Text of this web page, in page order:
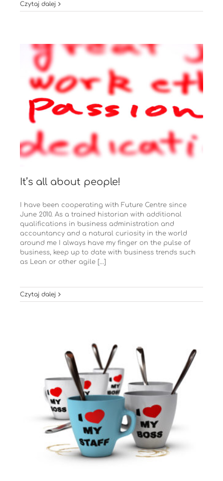
Czytaj dalej
It’s all about people!
I have been cooperating with Future Centre since
June 2010. As a trained historian with additional
qualifications in business administration and
accountancy and a natural curiosity in the world
around me I always have my finger on the pulse of
business, keep up to date with business trends such
as Lean or other agile [...]
Czytaj dalej